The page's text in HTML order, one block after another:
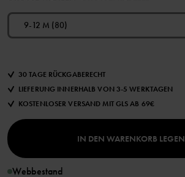
9-12 M (80)
30 TAGE RÜCKGABERECHT
LIEFERUNG INNERHALB VON 3-5 WERKTAGEN
KOSTENLOSER VERSAND MIT GLS AB 69€
IN DEN WARENKORB LEGEN
Webbestand